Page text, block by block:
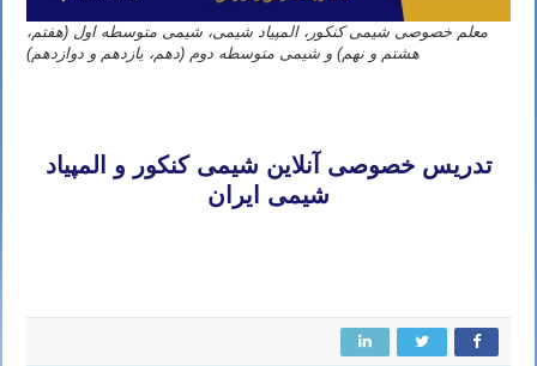
معلم خصوصی شیمی کنکور، المپیاد شیمی، شیمی متوسطه اول (هفتم،
هشتم و نهم) و شیمی متوسطه دوم (دهم، یازدهم و دوازدهم)
تدریس خصوصی آنلاین شیمی کنکور و المپیاد
شیمی ایران